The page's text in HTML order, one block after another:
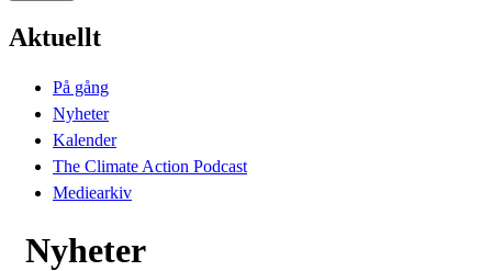
Aktuellt
På gång
Nyheter
Kalender
The Climate Action Podcast
Mediearkiv
Nyheter